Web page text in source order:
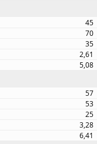
45
70
35
2,61
5,08
57
53
25
3,28
6,41